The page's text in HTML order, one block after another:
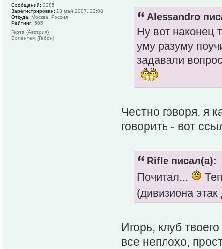
Alessandro
Ну вот наконец
уму разуму
задавали
Честно говоря, я
говорить - вот
Rifle писал(а):
Почитал...
(дивизиона
Игорь, клуб
все неплохо,
Сообщений: 2285
Зарегистрирован: 13 май 2007, 22:08
Откуда: Москва, Россия
Рейтинг: 505
Герта (Австрия)
Волентем (Габон)